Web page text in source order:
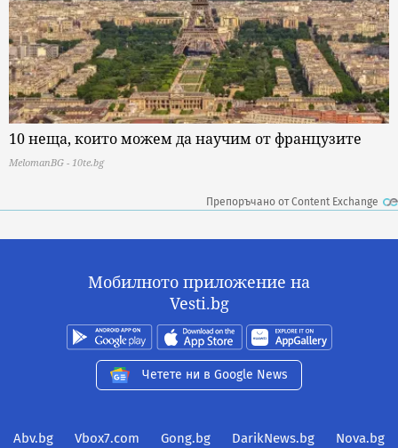
10 неща, които можем да научим от французите
MelomanBG - 10te.bg
Препоръчано от Content Exchange
Мобилното приложение на
Vesti.bg
Четете ни в Google News
Abv.bg Vbox7.com Gong.bg DarikNews.bg Nova.bg